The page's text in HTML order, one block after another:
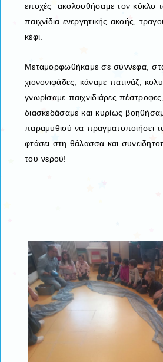
εποχές ακολουθήσαμε τον κύκλο
παιχνίδια ενεργητικής ακοής,
κέφι.
Μεταμορφωθήκαμε σε σύννεφα,
χιονονιφάδες, κάναμε πατινάζ,
γνωρίσαμε παιχνιδιάρες
διασκεδάσαμε και κυρίως
παραμυθιού να πραγματοποιήσει
φτάσει στη θάλασσα και
του νερού!